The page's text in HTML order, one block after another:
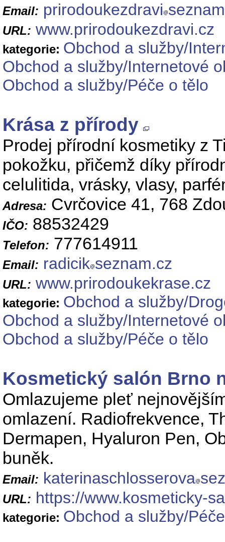
Email: prirodoukezdravi
URL: www.prirodoukezdravi.cz
kategorie: Obchod a služby/
Obchod a služby/Internetové
Obchod a služby/Péče o tělo
Krása z přírody
Prodej přírodní kosmetiky z
pokožku, přičemž díky
celulitida, vrásky, vlasy,
Adresa: Cvrčovice 41, 768
IČO: 88532429
Telefon: 777614911
Email: radicik seznam.cz
URL: www.prirodoukekrase.cz
kategorie: Obchod a služby/
Obchod a služby/Internetové
Obchod a služby/Péče o tělo
Kosmetický salón Brno
Omlazujeme pleť
omlazení. Radiofrekvence,
Dermapen, Hyaluron Pen,
buněk.
Email: katerinaschlosserova
URL: https://www.kosmeticky-
kategorie: Obchod a služby/